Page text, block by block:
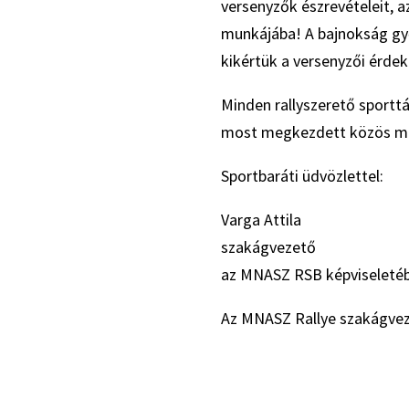
versenyzők észrevételeit,
munkájába! A bajnokság
kikértük a versenyzői
Minden rallyszerető
most megkezdett közös
Sportbaráti üdvözlettel:
Varga Attila
szakágvezető
az MNASZ RSB
Az MNASZ Rallye